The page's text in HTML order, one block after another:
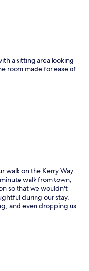
a sitting area looking
room made for ease of
walk on the Kerry Way
walk from town,
so that we wouldn't
during our stay,
and even dropping us
was absolutely
walk into town—
of our own, and I
back to lovely